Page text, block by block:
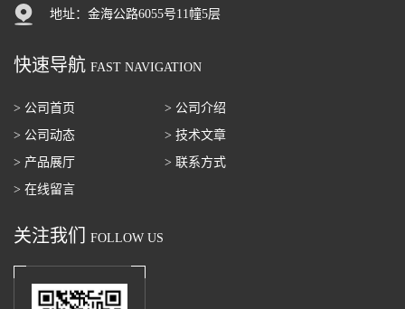
地址：金海公路6055号11幢5层
快速导航 FAST NAVIGATION
> 公司首页
> 公司介绍
> 公司动态
> 技术文章
> 产品展厅
> 联系方式
> 在线留言
关注我们 FOLLOW US